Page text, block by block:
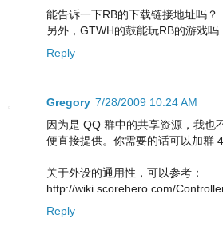
能告诉一下RB的下载链接地址吗？
另外，GTWH的鼓能玩RB的游戏吗
Reply
Gregory 7/28/2009 10:24 AM
因为是 QQ 群中的共享资源，我也
便直接提供。你需要的话可以加群
关于外设的通用性，可以参考：
http://wiki.scorehero.com/
Reply